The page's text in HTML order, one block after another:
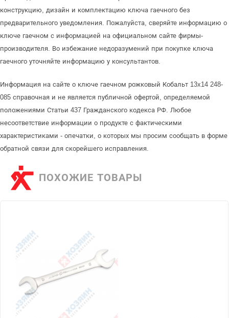
конструкцию, дизайн и комплектацию ключа гаечного без
предварительного уведомления. Пожалуйста, сверяйте информацию о
ключе гаечном с информацией на официальном сайте фирмы-
производителя. Во избежание недоразумений при покупке ключа
гаечного уточняйте информацию у консультантов.
Информация на сайте о ключе гаечном рожковый Кобальт 13x14 248-
085 справочная и не является публичной офертой, определяемой
положениями Статьи 437 Гражданского кодекса РФ. Любое
несоответствие информации о продукте с фактическими
характеристиками - опечатки, о которых мы просим сообщать в форме
обратной связи для скорейшего исправления.
ПОХОЖИЕ ТОВАРЫ